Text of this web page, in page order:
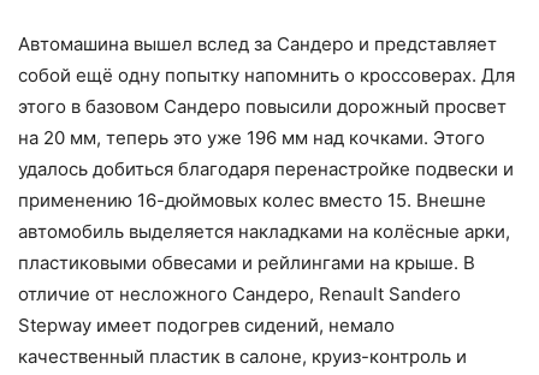
Автомашина вышел вслед за Сандеро и представляет
собой ещё одну попытку напомнить о кроссоверах. Для
этого в базовом Сандеро повысили дорожный просвет
на 20 мм, теперь это уже 196 мм над кочками. Этого
удалось добиться благодаря перенастройке подвески и
применению 16-дюймовых колес вместо 15. Внешне
автомобиль выделяется накладками на колёсные арки,
пластиковыми обвесами и рейлингами на крыше. В
отличие от несложного Сандеро, Renault Sandero
Stepway имеет подогрев сидений, немало
качественный пластик в салоне, круиз-контроль и